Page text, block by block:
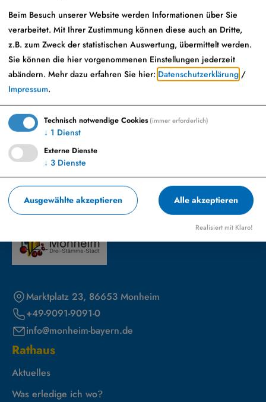
Aufgaben
Homepagepflege
Internetseiten; Kommunen
Rechnungsstellung /-anweisung
Marktplatz 23, 86653 Monheim
+49-9091-9091-0
info@monheim-bayern.de
Rathaus
Aktuelles
Was erledige ich wo?
Beim Besuch unserer Website werden Informationen über Sie
verarbeitet. Mit Ihrer Zustimmung können diese auch an Dritte,
z.B. zum Zweck der statistischen Auswertung, übermittelt werden.
Sie können die hier vorgenommenen Einstellungen jederzeit
abändern. Mehr dazu erfahren Sie hier: Datenschutzerklärung /
Impressum.
Technisch notwendige Cookies(immer erforderlich)
↓ 1 Dienst
Externe Dienste
↓ 3 Dienste
Ausgewählte akzeptieren Alle akzeptieren
Realisiert mit Klaro!